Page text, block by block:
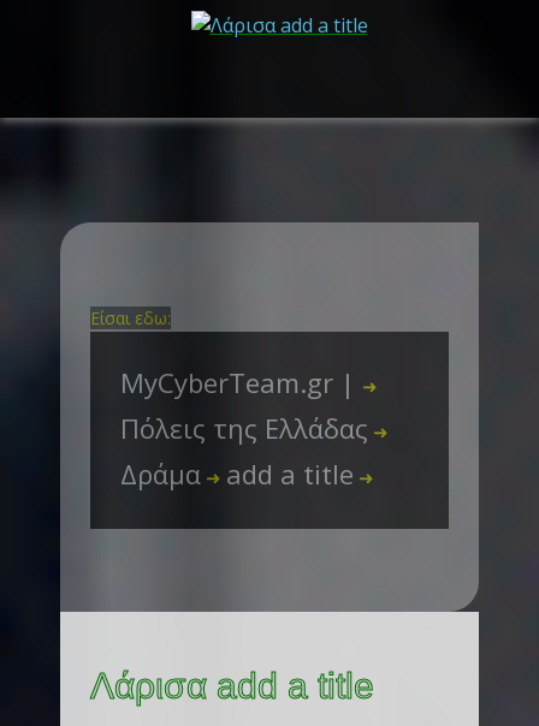
Είσαι εδω:
MyCyberTeam.gr | ➜
Πόλεις της Ελλάδας ➜
Δράμα ➜ add a title ➜
Λάρισα add a title